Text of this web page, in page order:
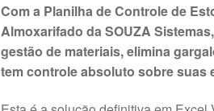
original
era:
R$69,99.
atual
é:
Com a Planilha de Controle de
Almoxarifado da SOUZA
gestão de materiais, elimina
tem controle absoluto sobre suas